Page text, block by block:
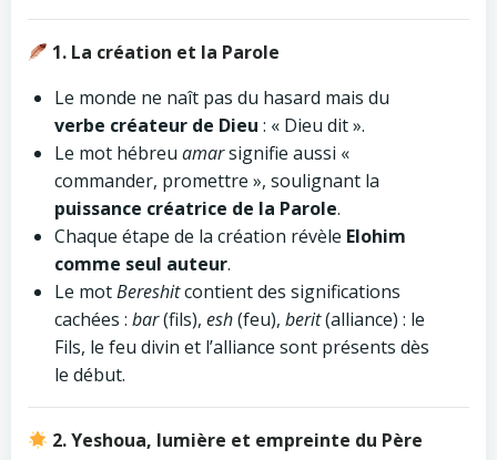
1. La création et la Parole
Le monde ne naît pas du hasard mais du
verbe créateur de Dieu : « Dieu dit ».
Le mot hébreu amarsignifie aussi «
commander, promettre », soulignant la
puissance créatrice de la Parole.
Chaque étape de la création révèle Elohim
comme seul auteur.
Le motBereshitcontient des significations
cachées : bar(fils), esh(feu), berit(alliance) : le
Fils, le feu divin et l’alliance sont présents dès
le début.
2. Yeshoua, lumière et empreinte du Père